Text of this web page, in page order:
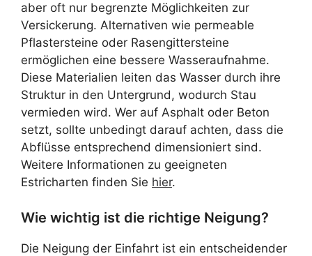
aber oft nur begrenzte Möglichkeiten zur
Versickerung. Alternativen wie permeable
Pflastersteine oder Rasengittersteine
ermöglichen eine bessere Wasseraufnahme.
Diese Materialien leiten das Wasser durch ihre
Struktur in den Untergrund, wodurch Stau
vermieden wird. Wer auf Asphalt oder Beton
setzt, sollte unbedingt darauf achten, dass die
Abflüsse entsprechend dimensioniert sind.
Weitere Informationen zu geeigneten
Estricharten finden Sie hier.
Wie wichtig ist die richtige Neigung?
Die Neigung der Einfahrt ist ein entscheidender